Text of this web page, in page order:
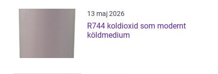
13 maj 2026
R744 koldioxid som modernt
köldmedium